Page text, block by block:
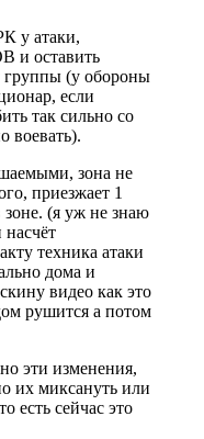
у атаки,
и оставить
группы (у обороны
если
так сильно со
воевать).
зона не
приезжает 1
(я уж не знаю
техника атаки
дома и
видео как это
рушится а потом
эти изменения,
их миксануть или
есть сейчас это